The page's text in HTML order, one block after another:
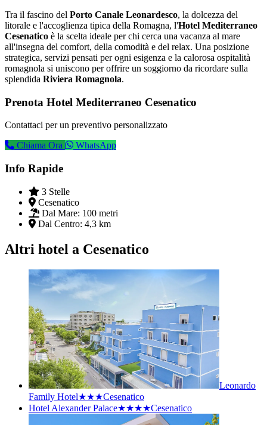
Tra il fascino del Porto Canale Leonardesco, la dolcezza del
litorale e l'accoglienza tipica della Romagna, l'Hotel Mediterraneo
Cesenatico è la scelta ideale per chi cerca una vacanza al mare
all'insegna del comfort, della comodità e del relax. Una posizione
strategica, servizi pensati per ogni esigenza e la calorosa ospitalità
romagnola si uniscono per offrire un soggiorno da ricordare sulla
splendida Riviera Romagnola.
Prenota Hotel Mediterraneo Cesenatico
Contattaci per un preventivo personalizzato
Chiama Ora
WhatsApp
Info Rapide
3 Stelle
Cesenatico
Dal Mare: 100 metri
Dal Centro: 4,3 km
Altri hotel a Cesenatico
Leonardo
Family Hotel★★★Cesenatico
Hotel Alexander Palace★★★★Cesenatico